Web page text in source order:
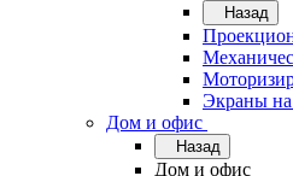
Назад
Экраны на
Дом и офис
Назад
Дом и офис